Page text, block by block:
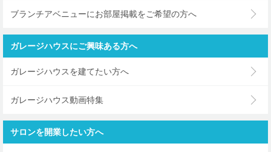
ブランチアベニューにお部屋掲載をご希望の方へ
ガレージハウスにご興味ある方へ
ガレージハウスを建てたい方へ
ガレージハウス動画特集
サロンを開業したい方へ